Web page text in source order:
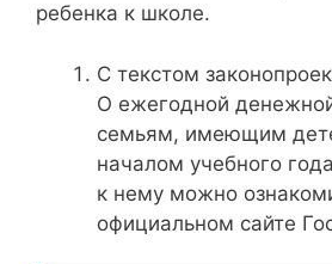
ребенка к школе.
С текстом
О ежегодной
семьям, имеющим
началом учебного
к нему можно
официальном сайте